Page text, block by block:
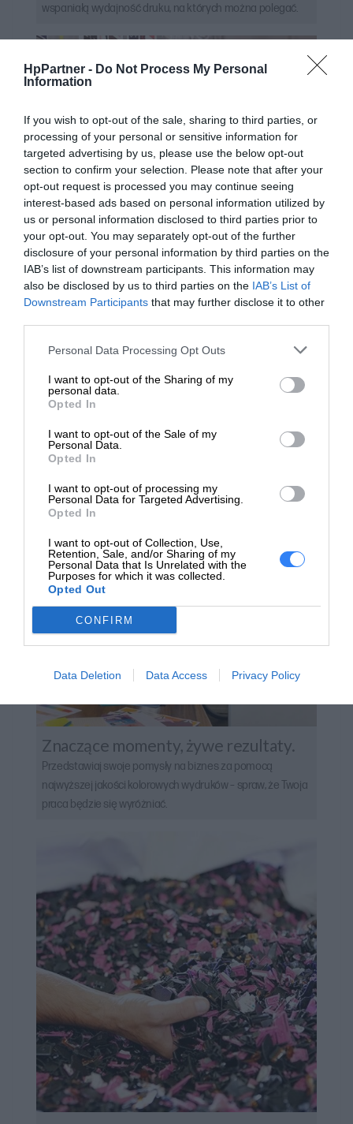
HpPartner - Do Not Process My Personal
Information
If you wish to opt-out of the sale, sharing to third parties, or
processing of your personal or sensitive information for
targeted advertising by us, please use the below opt-out
section to confirm your selection. Please note that after your
opt-out request is processed you may continue seeing
interest-based ads based on personal information utilized by
us or personal information disclosed to third parties prior to
your opt-out. You may separately opt-out of the further
disclosure of your personal information by third parties on the
IAB’s list of downstream participants. This information may
also be disclosed by us to third parties on the IAB’s List of
Downstream Participants that may further disclose it to other
Personal Data Processing Opt Outs
I want to opt-out of the Sharing of my
personal data.
Opted In
I want to opt-out of the Sale of my
Personal Data.
Opted In
I want to opt-out of processing my
Personal Data for Targeted Advertising.
Opted In
I want to opt-out of Collection, Use,
Retention, Sale, and/or Sharing of my
Personal Data that Is Unrelated with the
Purposes for which it was collected.
Opted Out
CONFIRM
Data Deletion Data Access Privacy Policy
wspaniałą wydajność druku, na których można polegać.
druku.
Dzięki oryginalnym wkładom z tonerem HP zyskasz
spójne, bezproblemowe drukowanie, co pozwoli Ci działać
Znaczące momenty, żywe rezultaty.
Przedstawiaj swoje pomysły na biznes za pomocą
najwyższej jakości kolorowych wydruków – spraw, że Twoja
praca będzie się wyróżniać.